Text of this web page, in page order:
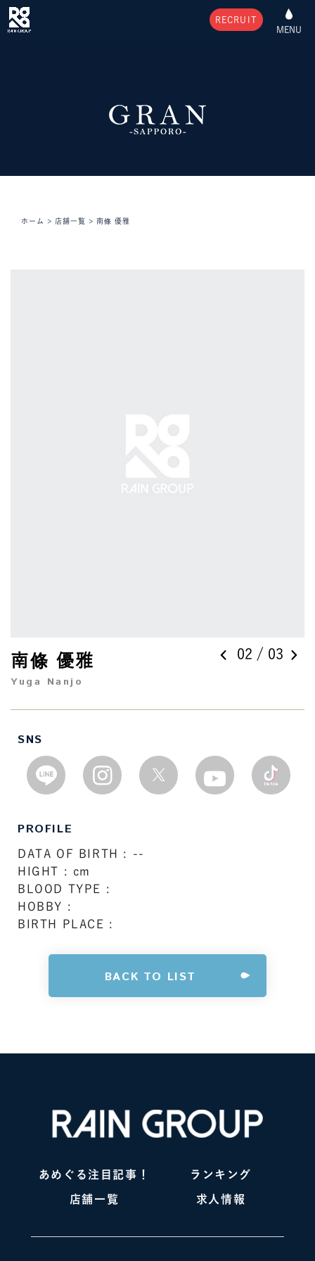
MENU
RECRUIT
ホーム > 店舗一覧 > 南條 優雅
02 / 03
南條 優雅
Yuga Nanjo
SNS
PROFILE
DATA OF BIRTH : --
HIGHT : cm
BLOOD TYPE :
HOBBY :
BIRTH PLACE :
BACK TO LIST
あめぐる注目記事！ ランキング
店舗一覧 求人情報